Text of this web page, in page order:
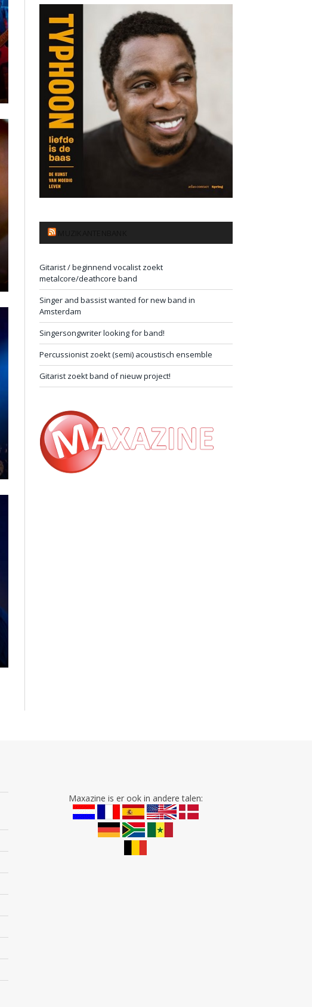
Gitarist / beginnend vocalist zoekt
metalcore/deathcore band
Singer and bassist wanted for new band in
Amsterdam
Singersongwriter looking for band!
Percussionist zoekt (semi) acoustisch ensemble
Gitarist zoekt band of nieuw project!
Maxazine is er ook in andere talen: